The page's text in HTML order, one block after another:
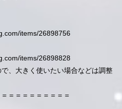
items/26898756
items/26898828
、大きく使いたい場合などは調整
＝＝＝＝＝＝＝＝＝